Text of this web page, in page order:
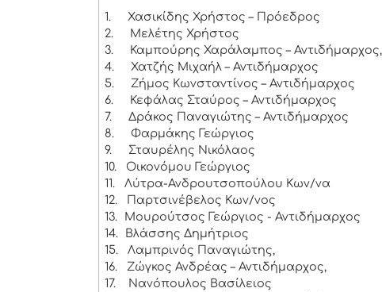
1.
Χασικίδης Χρήστος – Πρόεδρος
2.
Μελέτης Χρήστος
3.
Καμπούρης Χαράλαμπος – Αντιδήμαρχος,
4.
Χατζής Μιχαήλ – Αντιδήμαρχος
5.
Ζήμος Κωνσταντίνος – Αντιδήμαρχος
6.
Κεφάλας Σταύρος – Αντιδήμαρχος
7.
Δράκος Παναγιώτης – Αντιδήμαρχος
8.
Φαρμάκης Γεώργιος
9.
Σταυρέλης Νικόλαος
10.
Οικονόμου Γεώργιος
11.
Λύτρα-Ανδρουτσοπούλου Κων/να
12.
Παρτσινέβελος Κων/νος
13.
Μουρούτσος Γεώργιος - Αντιδήμαρχος
14.
Βλάσσης Δημήτριος
15.
Λαμπρινός Παναγιώτης,
16.
Ζώγκος Ανδρέας – Αντιδήμαρχος,
17.
Νανόπουλος Βασίλειος